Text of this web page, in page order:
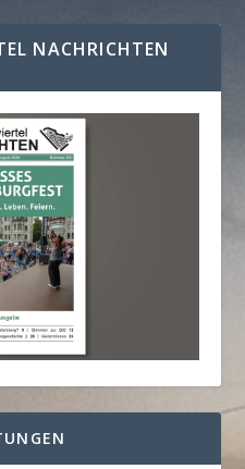
NACHRICHTEN A